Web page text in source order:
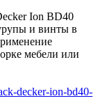
Ion BD40
и винты в
мебели или
decker-ion-bd40-